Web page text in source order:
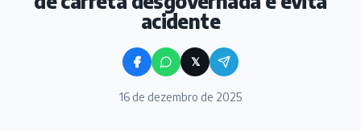
acidente
𝕏
16 de dezembro de 2025